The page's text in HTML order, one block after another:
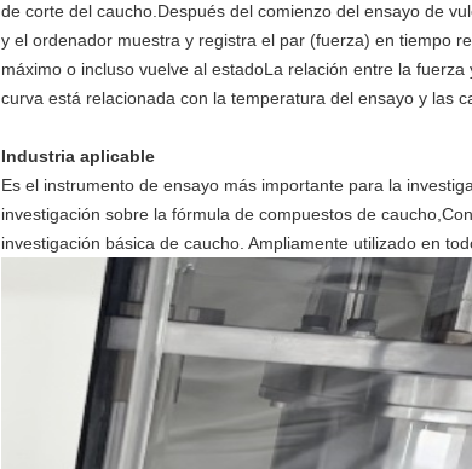
de corte del caucho.Después del comienzo del ensayo de
y el ordenador muestra y registra el par (fuerza) en tiempo
máximo o incluso vuelve al estadoLa relación entre la
curva está relacionada con la temperatura del ensayo y las
Industria aplicable
Es el instrumento de ensayo más importante para la
investigación sobre la fórmula de compuestos de
investigación básica de caucho. Ampliamente utilizado en